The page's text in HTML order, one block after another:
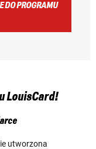
DO PROGRAMU
LouisCard!
utworzona